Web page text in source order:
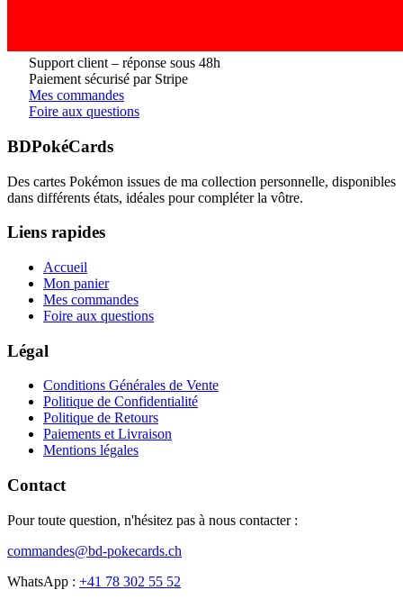
Support client – réponse sous 48h
Paiement sécurisé par Stripe
Mes commandes
Foire aux questions
BDPokéCards
Des cartes Pokémon issues de ma collection personnelle, disponibles
dans différents états, idéales pour compléter la vôtre.
Liens rapides
Accueil
Mon panier
Mes commandes
Foire aux questions
Légal
Conditions Générales de Vente
Politique de Confidentialité
Politique de Retours
Paiements et Livraison
Mentions légales
Contact
Pour toute question, n'hésitez pas à nous contacter :
commandes@bd-pokecards.ch
WhatsApp : +41 78 302 55 52